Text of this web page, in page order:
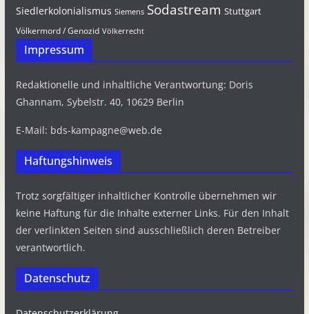
Siedlerkolonialismus Siemens Sodastream Stuttgart
Völkermord / Genozid Völkerrecht
Impressum
Redaktionelle und inhaltliche Verantwortung: Doris
Ghannam, Sybelstr. 40, 10629 Berlin
E-Mail: bds-kampagne@web.de
Haftungshinweis
Trotz sorgfältiger inhaltlicher Kontrolle übernehmen wir
keine Haftung für die Inhalte externer Links. Für den Inhalt
der verlinkten Seiten sind ausschließlich deren Betreiber
verantwortlich.
Datenschutz